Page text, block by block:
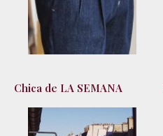
Chica de LA SEMANA